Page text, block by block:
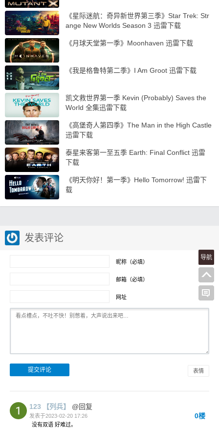
《星际迷航：奇异新世界第三季》Star Trek: Str
ange New Worlds Season 3 迅雷下载
《月球天堂第一季》Moonhaven 迅雷下载
《我是格鲁特第二季》I Am Groot 迅雷下载
凯文救世界第一季 Kevin (Probably) Saves the
World 全集迅雷下载
《高堡奇人第四季》The Man in the High Castle
迅雷下载
泰星来客第一至五季 Earth: Final Conflict 迅雷
下载
《明天你好！第一季》Hello Tomorrow! 迅雷下
载
发表评论
昵称（必填）
邮箱（必填）
网址
表情
123 【列兵】 @回复
发表于2023-02-20 17:26 0楼
没有双语 好难过。
导航